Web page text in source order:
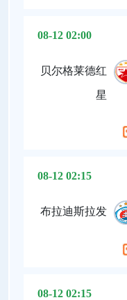
08-12 02:00
贝尔格莱德红
星
08-12 02:15
布拉迪斯拉发
08-12 02:15